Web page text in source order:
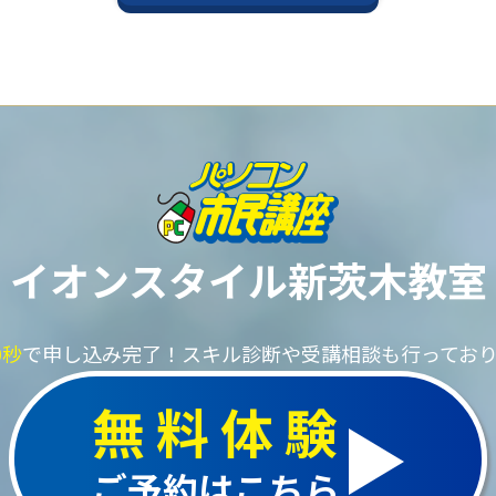
イオンスタイル新茨木教室
で申し込み完了！ スキル診断や受講相談も行ってお
無料体験